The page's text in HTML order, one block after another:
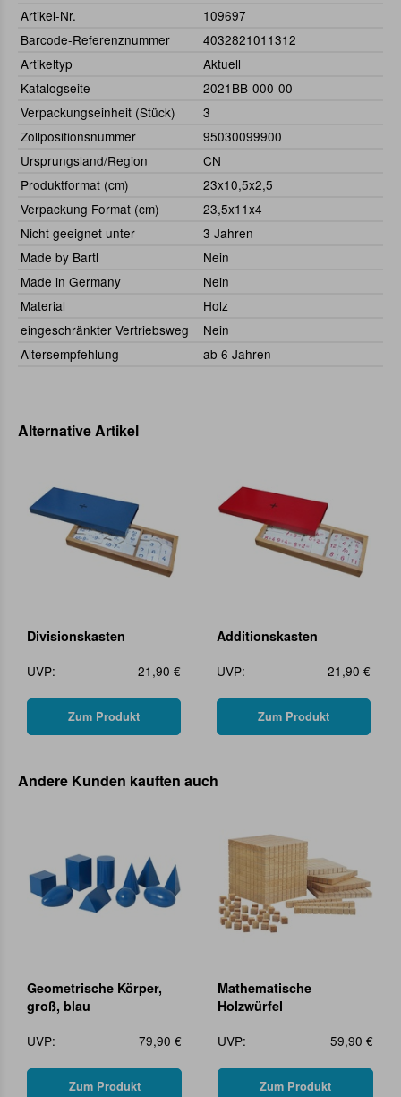
Artikel-Nr.
109697
Barcode-Referenznummer
4032821011312
Artikeltyp
Aktuell
Katalogseite
2021BB-000-00
Verpackungseinheit (Stück)
3
Zollpositionsnummer
95030099900
Ursprungsland/Region
CN
Produktformat (cm)
23x10,5x2,5
Verpackung Format (cm)
23,5x11x4
Nicht geeignet unter
3 Jahren
Made by Bartl
Nein
Made in Germany
Nein
Material
Holz
eingeschränkter Vertriebsweg
Nein
Altersempfehlung
ab 6 Jahren
Alternative Artikel
Divisionskasten
UVP:
21,90 €
Zum Produkt
Additionskasten
UVP:
21,90 €
Zum Produkt
Andere Kunden kauften auch
Geometrische Körper,
groß, blau
UVP:
79,90 €
Zum Produkt
Mathematische
Holzwürfel
UVP:
59,90 €
Zum Produkt